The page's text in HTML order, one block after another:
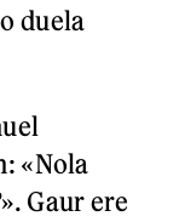
duela
«Nola
Gaur ere